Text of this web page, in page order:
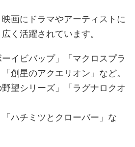
画にドラマやアーティストに
く活躍されています。
イビバップ」「マクロスプラ
創星のアクエリオン」など。
望シリーズ」「ラグナロクオ
ハチミツとクローバー」な